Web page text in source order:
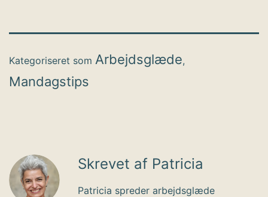
Kategoriseret som Arbejdsglæde,
Mandagstips
Skrevet af Patricia
Patricia spreder arbejdsglæde